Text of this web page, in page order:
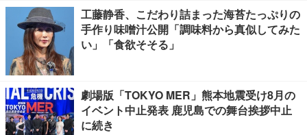
工藤静香、こだわり詰まった海苔たっぷりの
手作り味噌汁公開「調味料から真似してみた
い」「食欲そそる」
劇場版「TOKYO MER」熊本地震受け8月の
イベント中止発表 鹿児島での舞台挨拶中止
に続き